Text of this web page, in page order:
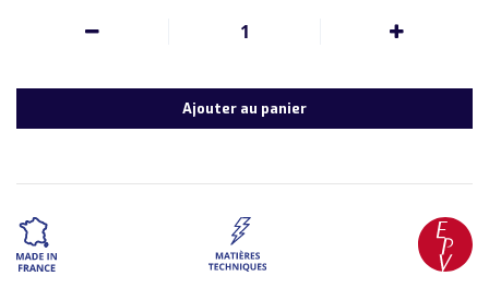
1
Ajouter au panier